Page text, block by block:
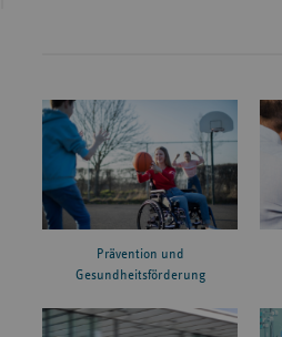
Prävention und
Gesundheitsförderung